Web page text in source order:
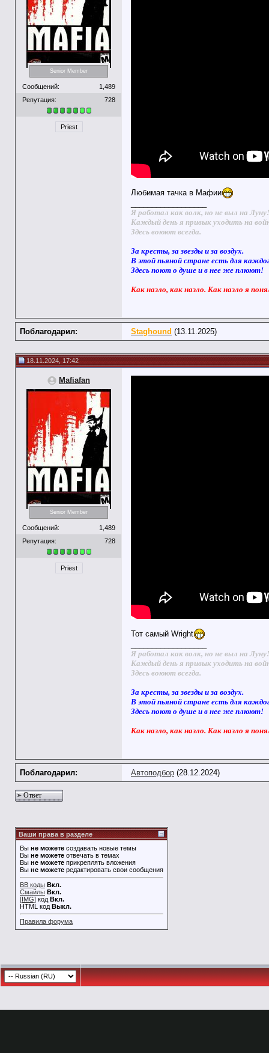
Senior Member
Сообщений:
1,489
Репутация:
728
Priest
Любимая тачка в Мафии
Я работал как волк, но не выл на Луну!
Каждый день я привык уходить на
Здесь воюют всегда.
За кресты, за звезды и за воздух.
В этой пьяной стране есть для
Здесь поют о душе и в нее же плюют!
Как назло, как назло. Как назло я
Поблагодарил: Staghound (13.11.2025)
18.11.2024, 17:42
Mafiafan
Senior Member
Сообщений:
1,489
Репутация:
728
Priest
Тот самый Wright
Я работал как волк, но не выл на Луну!
Каждый день я привык уходить на
Здесь воюют всегда.
За кресты, за звезды и за воздух.
В этой пьяной стране есть для
Здесь поют о душе и в нее же плюют!
Как назло, как назло. Как назло я
Поблагодарил: Автоподбор (28.12.2024)
Ответ
Ваши права в разделе
Вы не можете создавать новые темы
Вы не можете отвечать в темах
Вы не можете прикреплять вложения
Вы не можете редактировать свои сообщения
BB коды Вкл.
Смайлы Вкл.
[IMG] код Вкл.
HTML код Выкл.
Правила форума